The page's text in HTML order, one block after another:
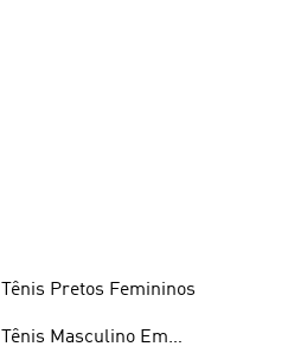
Tênis Pretos Femininos
Tênis Masculino Em